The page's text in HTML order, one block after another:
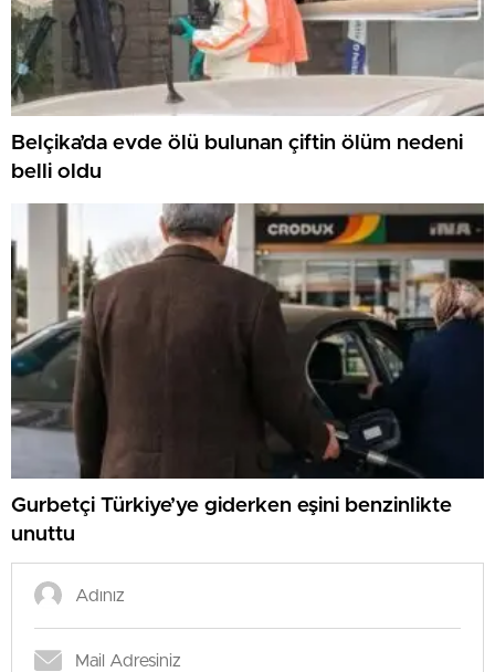
Belçika’da evde ölü bulunan çiftin ölüm nedeni
belli oldu
Gurbetçi Türkiye’ye giderken eşini benzinlikte
unuttu